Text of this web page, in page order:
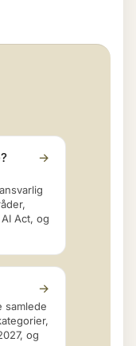
→
Act, og
→
samlede
og